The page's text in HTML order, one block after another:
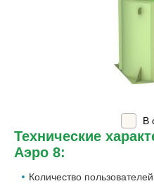
В
Технические
Аэро 8:
Количество